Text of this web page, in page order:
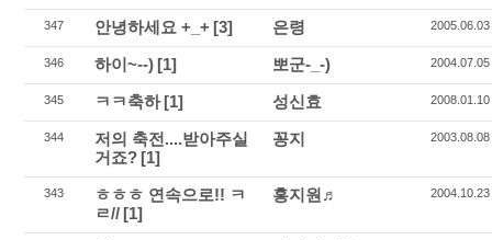
347 안녕하세요 +_+ [3] 은령 2005.06.03
346 하이~--) [1] 뽀군-_-) 2004.07.05
345 ㅋㅋ축하[1] 성신효 2008.01.10
344
저의 축전....받아주실
거죠? [1]
꽁지 2003.08.08
343
ㅎㅎㅎ 연속으로!! ㅋ
ㄹ// [1]
홍지원♬ 2004.10.23